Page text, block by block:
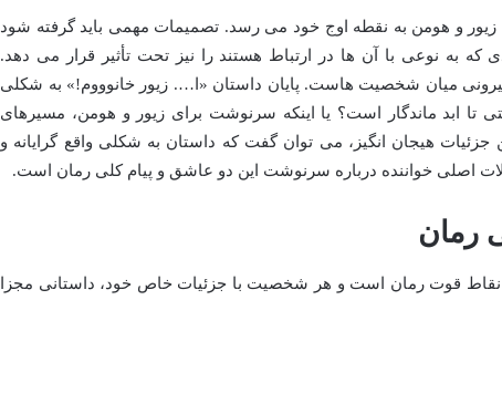
و هومن به نقطه اوج خود می رسد. تصمیمات مهمی باید گرفته شود
که به نوعی با آن ها در ارتباط هستند را نیز تحت تأثیر قرار می دهد.
میان شخصیت هاست. پایان داستان «ا…. زیور خانوووم!» به شکلی
ابد ماندگار است؟ یا اینکه سرنوشت برای زیور و هومن، مسیرهای
هیجان انگیز، می توان گفت که داستان به شکلی واقع گرایانه و
اصلی خواننده درباره سرنوشت این دو عاشق و پیام کلی رمان است.
رمان
قوت رمان است و هر شخصیت با جزئیات خاص خود، داستانی مجزا